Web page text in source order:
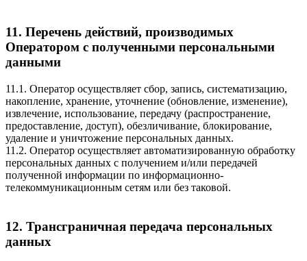
11. Перечень действий, производимых
Оператором с полученными персональными
данными
11.1. Оператор осуществляет сбор, запись, систематизацию,
накопление, хранение, уточнение (обновление, изменение),
извлечение, использование, передачу (распространение,
предоставление, доступ), обезличивание, блокирование,
удаление и уничтожение персональных данных.
11.2. Оператор осуществляет автоматизированную обработку
персональных данных с получением и/или передачей
полученной информации по информационно-
телекоммуникационным сетям или без таковой.
12. Трансграничная передача персональных
данных